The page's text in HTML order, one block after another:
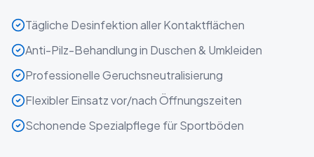
Tägliche Desinfektion aller Kontaktflächen
Anti-Pilz-Behandlung in Duschen & Umkleiden
Professionelle Geruchsneutralisierung
Flexibler Einsatz vor/nach Öffnungszeiten
Schonende Spezialpflege für Sportböden